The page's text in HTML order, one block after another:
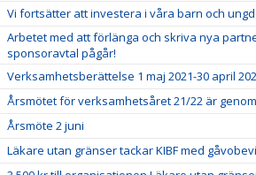
Vi fortsätter att investera i våra barn och
Arbetet med att förlänga och skriva nya
sponsoravtal pågår!
Verksamhetsberättelse 1 maj 2021-30 april
Årsmötet för verksamhetsåret 21/22 är
Årsmöte 2 juni
Läkare utan gränser tackar KIBF med